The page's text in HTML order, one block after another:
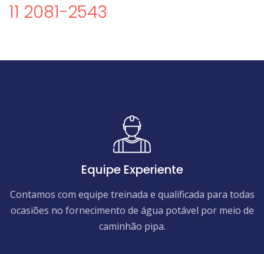
11 2081-2543
Equipe Experiente
Contamos com equipe treinada e qualificada para todas
ocasiões no fornecimento de água potável por meio de
caminhão pipa.